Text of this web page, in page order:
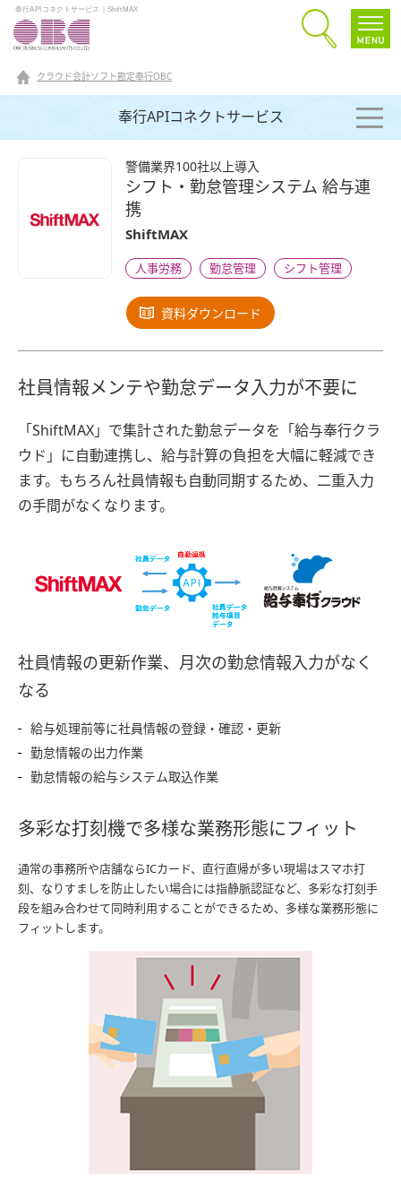
奉行APIコネクトサービス｜ShiftMAX
クラウド会計ソフト勘定奉行OBC
奉行APIコネクトサービス
警備業界100社以上導入
シフト・勤怠管理システム 給与連
携
ShiftMAX
人事労務 勤怠管理 シフト管理
資料ダウンロード
社員情報メンテや勤怠データ入力が不要に
「ShiftMAX」で集計された勤怠データを「給与奉行クラ
ウド」に自動連携し、給与計算の負担を大幅に軽減でき
ます。もちろん社員情報も自動同期するため、二重入力
の手間がなくなります。
社員情報の更新作業、月次の勤怠情報入力がなく
なる
給与処理前等に社員情報の登録・確認・更新
勤怠情報の出力作業
勤怠情報の給与システム取込作業
多彩な打刻機で多様な業務形態にフィット
通常の事務所や店舗ならICカード、直行直帰が多い現場はスマホ打
刻、なりすましを防止したい場合には指静脈認証など、多彩な打刻手
段を組み合わせて同時利用することができるため、多様な業務形態に
フィットします。